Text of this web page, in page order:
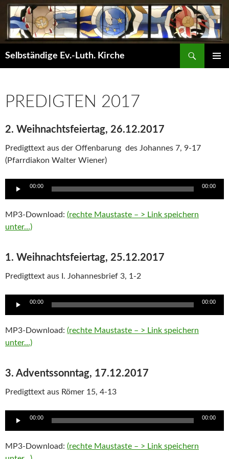
Skip
content
Selbständige Ev.-Luth. Kirche
PREDIGTEN 2017
2. Weihnachtsfeiertag, 26.12.2017
Predigttext aus der Offenbarung des Johannes 7, 9-17
(Pfarrdiakon Walter Wiener)
00:00 00:00
MP3-Download: (rechte Maustaste – > Link speichern
unter…)
1. Weihnachtsfeiertag, 25.12.2017
Predigttext aus I. Johannesbrief 3, 1-2
00:00 00:00
MP3-Download: (rechte Maustaste – > Link speichern
unter…)
3. Adventssonntag, 17.12.2017
Predigttext aus Römer 15, 4-13
00:00 00:00
MP3-Download: (rechte Maustaste – > Link speichern